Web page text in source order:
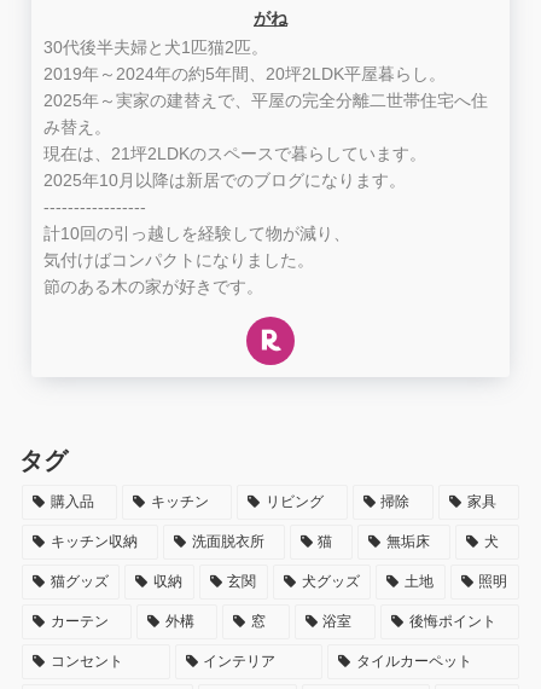
がね
30代後半夫婦と犬1匹猫2匹。
2019年～2024年の約5年間、20坪2LDK平屋暮らし。
2025年～実家の建替えで、平屋の完全分離二世帯住宅へ住
み替え。
現在は、21坪2LDKのスペースで暮らしています。
2025年10月以降は新居でのブログになります。
-----------------
計10回の引っ越しを経験して物が減り、
気付けばコンパクトになりました。
節のある木の家が好きです。
タグ
購入品 キッチン リビング 掃除 家具
キッチン収納 洗面脱衣所 猫 無垢床 犬
猫グッズ 収納 玄関 犬グッズ 土地 照明
カーテン 外構 窓 浴室 後悔ポイント
コンセント インテリア タイルカーペット